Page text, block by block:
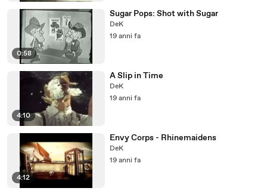
0:58
Sugar Pops: Shot with Sugar
DeK
19 anni fa
4:10
A Slip in Time
DeK
19 anni fa
4:12
Envy Corps - Rhinemaidens
DeK
19 anni fa